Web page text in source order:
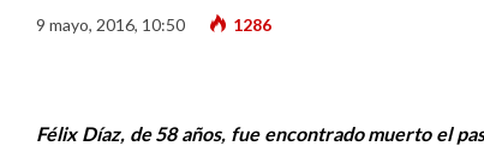
9 mayo, 2016, 10:50 1286
Félix Díaz, de 58 años, fue encontrado muerto el